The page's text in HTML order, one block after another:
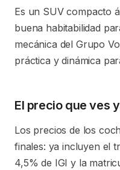
Es un SUV compacto
buena habitabilidad
mecánica del Grupo
práctica y dinámica
El precio que ves
Los precios de los
finales: ya incluyen el
4,5% de IGI y la